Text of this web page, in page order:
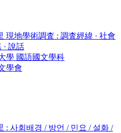
現地學術調査 : 調査經緯 · 社會
· 說話
學 國語國文學科
學會
: 사회배경 / 방언 / 민요 / 설화 /